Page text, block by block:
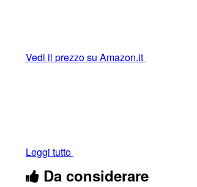
Vedi il prezzo su Amazon.it
Leggi tutto
Da considerare